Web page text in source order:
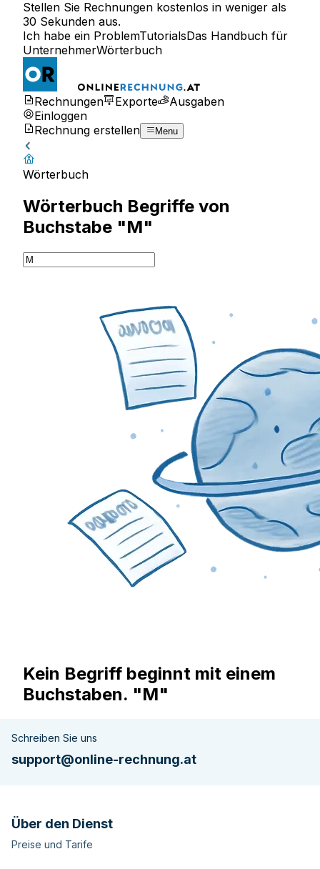
Stellen Sie Rechnungen kostenlos in weniger als
30 Sekunden aus.
Ich habe ein ProblemTutorialsDas Handbuch für
UnternehmerWörterbuch
Rechnungen Exporte
Ausgaben
Einloggen
Rechnung erstellen
Menu
Wörterbuch
Wörterbuch Begriffe von
Buchstabe "M"
Kein Begriff beginnt mit einem
Buchstaben. "M"
Schreiben Sie uns
support@online-rechnung.at
Über den Dienst
Preise und Tarife